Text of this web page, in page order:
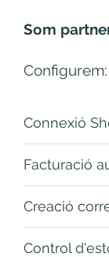
Som
Configurem:
Connexió
Facturació
Creació
Control